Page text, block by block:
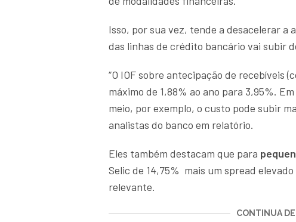
Isso, por sua vez, tende a desacelerar a
das linhas de crédito bancário vai subir
“O IOF sobre antecipação de recebíveis
máximo de 1,88% ao ano para 3,95%.
meio, por exemplo, o custo pode subir
analistas do banco em relatório.
Eles também destacam que para
Selic de 14,75% mais um spread
relevante.
CONTINUA